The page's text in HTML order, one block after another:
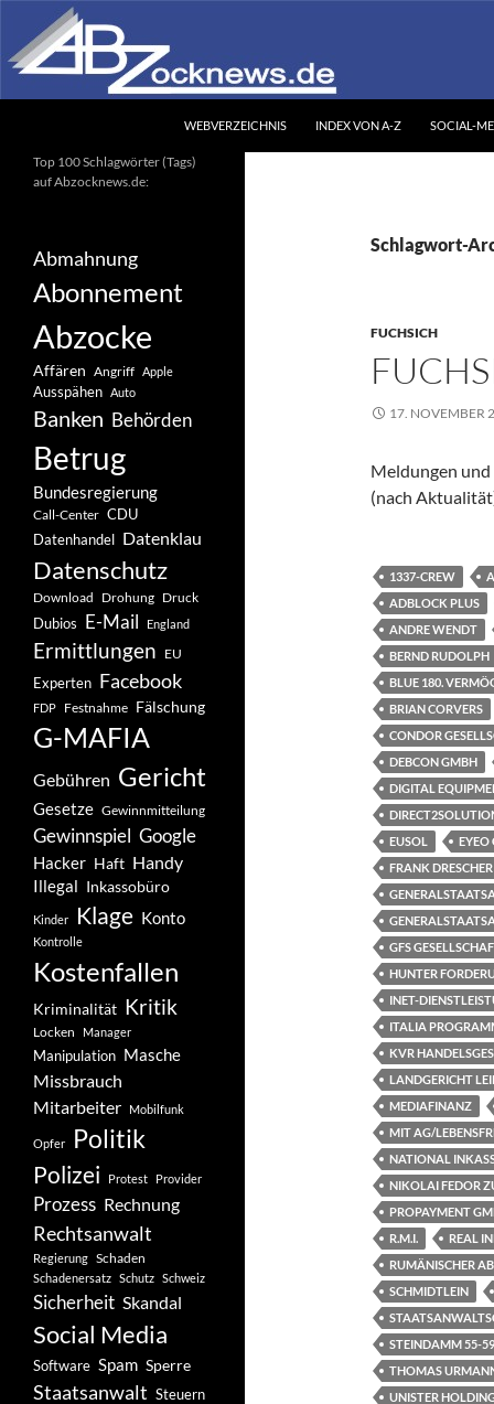
Inhalt
springen
WEBVERZEICHNIS INDEX VON A-Z SOCIAL-
Schlagwort-
FUCHSICH
17. NOVEMBER
Meldungen
(nach
1337-CREW
ADBLOCK PLUS
ANDRE WENDT
BERND RUDOLPH
BLUE 180.
BRIAN CORVERS
CONDOR
DEBCON GMBH
DIGITAL
EUSOL
EYEO
FRANK DRESCHER
GFS
HUNTER
INET-
ITALIA
KVR
LANDGERICHT
MEDIAFINANZ
MIT AG/
NATIONAL
NIKOLAI FEDOR
PROPAYMENT
R.M.I.
REAL
RUMÄNISCHER
SCHMIDTLEIN
STEINDAMM 55-59
THOMAS
UNISTER
Ihr unabhängiges
Informationsportal
Top 100 Schlagwörter (Tags)
auf Abzocknews.de:
Abmahnung
Abonnement
Abzocke
Affären Angriff Apple
Ausspähen Auto
Banken Behörden
Betrug
Bundesregierung
Call-Center CDU
Datenhandel Datenklau
Datenschutz
Download Drohung Druck
Dubios E-Mail England
Ermittlungen EU
Experten Facebook
FDP Festnahme Fälschung
G-MAFIA
Gebühren Gericht
Gesetze Gewinnmitteilung
Gewinnspiel Google
Hacker Haft Handy
Illegal Inkassobüro
Kinder Klage Konto
Kontrolle
Kostenfallen
Kriminalität Kritik
Locken Manager
Manipulation Masche
Missbrauch
Mitarbeiter
Mobilfunk
Opfer Politik
Polizei Protest Provider
Prozess Rechnung
Rechtsanwalt
Regierung Schaden
Schadenersatz Schutz Schweiz
Sicherheit Skandal
Social Media
Software Spam Sperre
Staatsanwalt Steuern